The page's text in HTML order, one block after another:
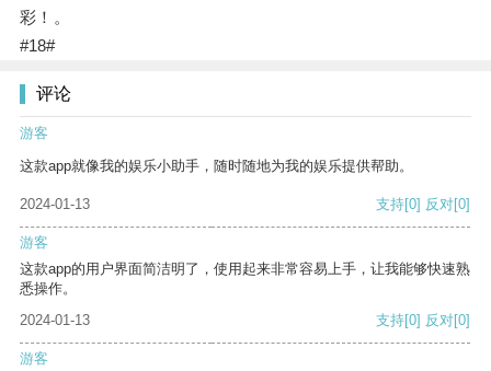
彩！。
#18#
评论
游客
这款app就像我的娱乐小助手，随时随地为我的娱乐提供帮助。
2024-01-13 支持[0] 反对[0]
游客
这款app的用户界面简洁明了，使用起来非常容易上手，让我能够快速熟
悉操作。
2024-01-13
支持[0] 反对[0]
游客